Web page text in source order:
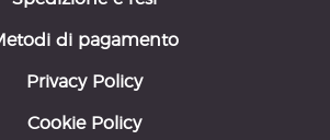
di pagamento
Privacy Policy
Cookie Policy